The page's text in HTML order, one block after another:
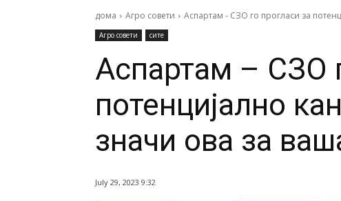
дома Агро совети Аспартам - СЗО го прогласи за
Агро совети сите
Аспартам – СЗО
потенцијално
значи ова за
July 29, 2023 9:32